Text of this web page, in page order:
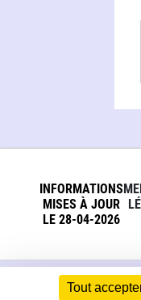
Tout
INFORMATIONS
MISES À JOUR
LE 28-04-2026